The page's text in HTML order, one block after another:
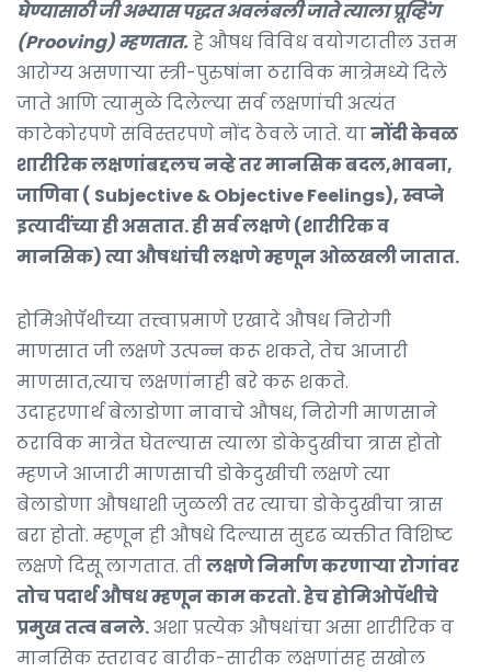
घेण्यासाठी जी अभ्यास पद्धत अवलंबली जाते त्याला प्रूव्हिंग
(Prooving) म्हणतात.हे औषध विविध वयोगटातील उत्तम
आरोग्य असणाऱ्या स्त्री-पुरुषांना ठराविक मात्रेमध्ये दिले
जाते आणि त्यामुळे दिलेल्या सर्व लक्षणांची अत्यंत
काटेकोरपणे सविस्तरपणे नोंद ठेवले जाते. यानोंदी केवळ
शारीरिक लक्षणांबद्दलच नव्हे तर मानसिक बदल,भावना,
जाणिवा ( Subjective & Objective Feelings), स्वप्ने
इत्यादींच्या ही असतात. ही सर्व लक्षणे (शारीरिक व
मानसिक) त्या औषधांची लक्षणे म्हणून ओळखली जातात.
होमिओपॅथीच्या तत्त्वाप्रमाणे एखादे औषध निरोगी
माणसात जी लक्षणे उत्पन्न करू शकते, तेच आजारी
माणसात,त्याच लक्षणांनाही बरे करू शकते.
उदाहरणार्थ बेलाडोणा नावाचे औषध, निरोगी माणसाने
ठराविक मात्रेत घेतल्यास त्याला डोकेदुखीचा त्रास होतो
म्हणजे आजारी माणसाची डोकेदुखीची लक्षणे त्या
बेलाडोणा औषधाशी जुळली तर त्याचा डोकेदुखीचा त्रास
बरा होतो. म्हणून ही औषधे दिल्यास सुदृढ व्यक्तीत विशिष्ट
लक्षणे दिसू लागतात. तीलक्षणे निर्माण करणाऱ्या रोगांवर
तोच पदार्थ औषध म्हणून काम करतो. हेच होमिओपॅथीचे
प्रमुख तत्व बनले.अशा प्रत्येक औषधांचा असा शारीरिक व
मानसिक स्तरावर बारीक-सारीक लक्षणांसह सखोल